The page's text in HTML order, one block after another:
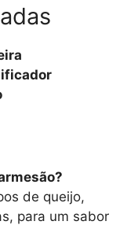
de queijo,
para um sabor